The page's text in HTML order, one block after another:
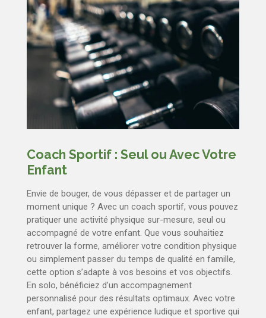
Coach Sportif : Seul ou Avec Votre
Enfant
Envie de bouger, de vous dépasser et de partager un
moment unique ? Avec un coach sportif, vous pouvez
pratiquer une activité physique sur-mesure, seul ou
accompagné de votre enfant. Que vous souhaitiez
retrouver la forme, améliorer votre condition physique
ou simplement passer du temps de qualité en famille,
cette option s’adapte à vos besoins et vos objectifs.
En solo, bénéficiez d’un accompagnement
personnalisé pour des résultats optimaux. Avec votre
enfant, partagez une expérience ludique et sportive qui